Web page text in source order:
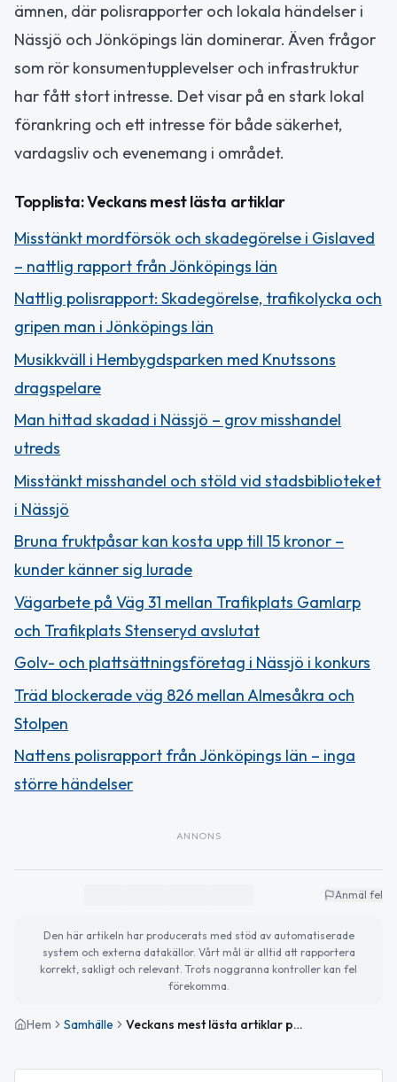
ämnen, där polisrapporter och lokala händelser i
Nässjö och Jönköpings län dominerar. Även frågor
som rör konsumentupplevelser och infrastruktur
har fått stort intresse. Det visar på en stark lokal
förankring och ett intresse för både säkerhet,
vardagsliv och evenemang i området.
Topplista: Veckans mest lästa artiklar
Misstänkt mordförsök och skadegörelse i Gislaved
– nattlig rapport från Jönköpings län
Nattlig polisrapport: Skadegörelse, trafikolycka och
gripen man i Jönköpings län
Musikkväll i Hembygdsparken med Knutssons
dragspelare
Man hittad skadad i Nässjö – grov misshandel
utreds
Misstänkt misshandel och stöld vid stadsbiblioteket
i Nässjö
Bruna fruktpåsar kan kosta upp till 15 kronor –
kunder känner sig lurade
Vägarbete på Väg 31 mellan Trafikplats Gamlarp
och Trafikplats Stenseryd avslutat
Golv- och plattsättningsföretag i Nässjö i konkurs
Träd blockerade väg 826 mellan Almesåkra och
Stolpen
Nattens polisrapport från Jönköpings län – inga
större händelser
ANNONS
Anmäl fel
Den här artikeln har producerats med stöd av automatiserade
system och externa datakällor. Vårt mål är alltid att rapportera
korrekt, sakligt och relevant. Trots noggranna kontroller kan fel
förekomma.
Hem Samhälle Veckans mest lästa artiklar på NässjöNytt